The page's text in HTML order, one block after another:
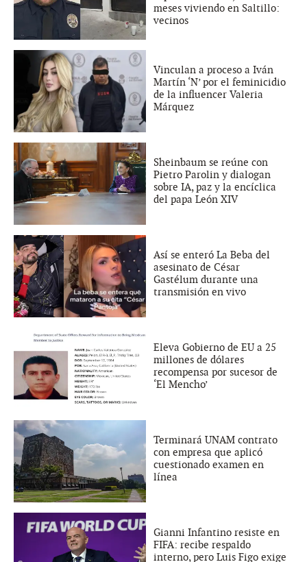
meses viviendo en Saltillo:
vecinos
Vinculan a proceso a Iván
Martín ‘N’ por el feminicidio
de la influencer Valeria
Márquez
Sheinbaum se reúne con
Pietro Parolin y dialogan
sobre IA, paz y la encíclica
del papa León XIV
Así se enteró La Beba del
asesinato de César
Gastélum durante una
transmisión en vivo
Eleva Gobierno de EU a 25
millones de dólares
recompensa por sucesor de
‘El Mencho’
Terminará UNAM contrato
con empresa que aplicó
cuestionado examen en
línea
Gianni Infantino resiste en
FIFA: recibe respaldo
interno, pero Luis Figo exige